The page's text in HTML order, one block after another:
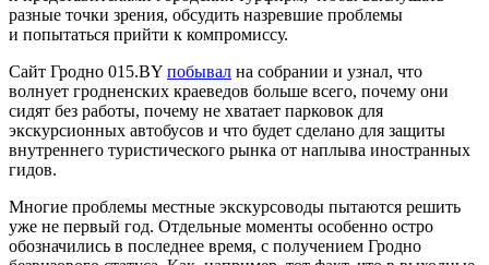
разные точки зрения, обсудить назревшие проблемы
и попытаться прийти к компромиссу.
Сайт Гродно 015.BY побывал на собрании и узнал, что
волнует гродненских краеведов больше всего, почему они
сидят без работы, почему не хватает парковок для
экскурсионных автобусов и что будет сделано для защиты
внутреннего туристического рынка от наплыва иностранных
гидов.
Многие проблемы местные экскурсоводы пытаются решить
уже не первый год. Отдельные моменты особенно остро
обозначились в последнее время, с получением Гродно